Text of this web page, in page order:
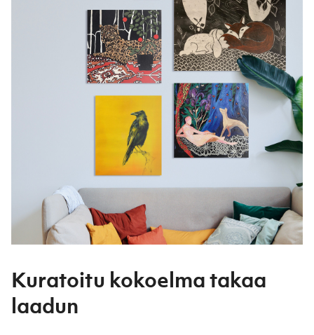
Kuratoitu kokoelma takaa
laadun